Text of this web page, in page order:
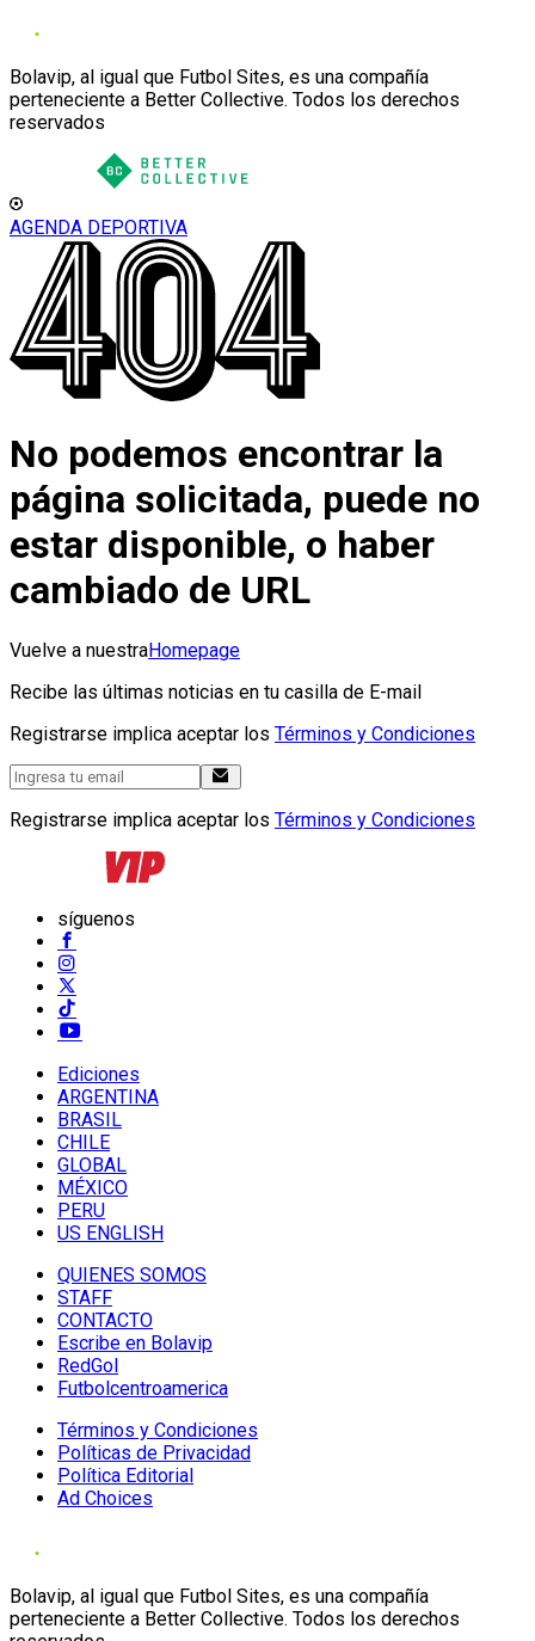
Bolavip, al igual que Futbol Sites, es una compañía
perteneciente a Better Collective. Todos los derechos
reservados
AGENDA DEPORTIVA
No podemos encontrar la
página solicitada, puede no
estar disponible, o haber
cambiado de URL
Vuelve a nuestraHomepage
Recibe las últimas noticias en tu casilla de E-mail
Registrarse implica aceptar los Términos y Condiciones
Registrarse implica aceptar los Términos y Condiciones
síguenos
Ediciones
ARGENTINA
BRASIL
CHILE
GLOBAL
MÉXICO
PERU
US ENGLISH
QUIENES SOMOS
STAFF
CONTACTO
Escribe en Bolavip
RedGol
Futbolcentroamerica
Términos y Condiciones
Políticas de Privacidad
Política Editorial
Ad Choices
Bolavip, al igual que Futbol Sites, es una compañía
perteneciente a Better Collective. Todos los derechos